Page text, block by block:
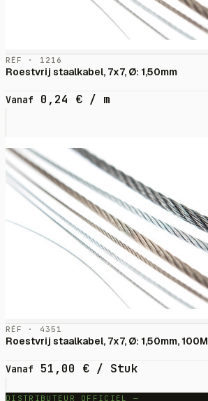
RÉF · 1216
Roestvrij staalkabel, 7x7, Ø: 1,50mm
Vanaf 0,24 € / m
RÉF · 4351
Roestvrij staalkabel, 7x7, Ø: 1,50mm, 100M
Vanaf 51,00 € / Stuk
DISTRIBUTEUR OFFICIEL —